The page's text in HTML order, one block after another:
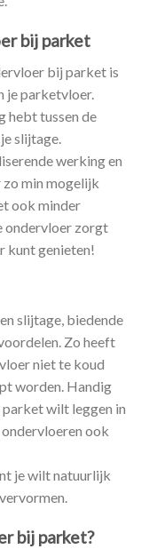
bij parket
bij parket is
je parketvloer.
hebt tussen de
slijtage.
werking en
min mogelijk
ook minder
ondervloer zorgt
kunt genieten!
slijtage, biedende
Zo heeft
niet te koud
worden. Handig
parket wilt leggen in
ondervloeren ook
je wilt natuurlijk
bij parket?